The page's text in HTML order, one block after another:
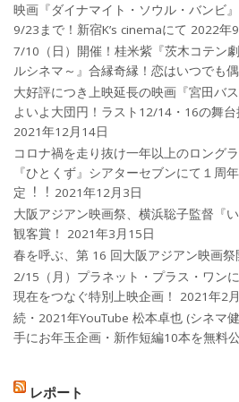
映画『ダイナマイト・ソウル・バンビ
9/23まで！新宿K’s cinemaにて 2022年
7/10（日）開催！桂米紫『茨木コテン
ルシネマ～』合縁奇縁！恋はいつでも
大好評につき上映延長の映画『宮田バ
よいよ大団円！ラスト12/14・16の舞台
2021年12月14日
コロナ禍を⾛り抜け⼀年以上のロング
『ひとくず』シアターセブンにて１周
定︕︕ 2021年12月3日
大阪アジアン映画祭、横浜聡子監督『
観客賞！
2021年3月15日
春を呼ぶ、第 16 回大阪アジアン映画祭
2/15（月）プラネット・プラス・ワン
現在をつなぐ特別上映企画！
2021年2
続・2021年YouTube 松本卓也 (シネマ
手にお年玉企画・新作短編10本を無料公
レポート